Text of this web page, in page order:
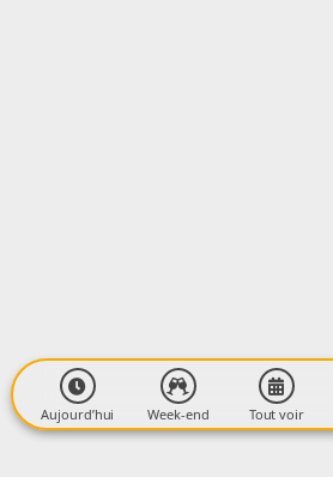
Aujourd’hui Week-end Tout voir